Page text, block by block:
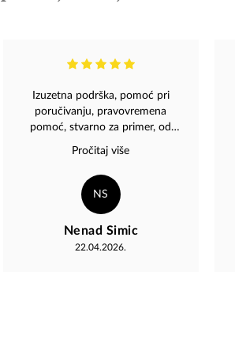
Izuzetna podrška, pomoć pri
poručivanju, pravovremena
pomoć, stvarno za primer, od
prvog kontakta do isporučivanja
proizvoda. Primer za sve ostale
kako online ppručivanje i podrška
treba da izgledaju. Sve
preporuke!
Pročitaj više
NS
Nenad Simic
22.04.2026.